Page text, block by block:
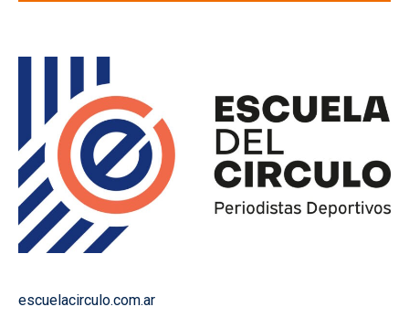
escuelacirculo.com.ar